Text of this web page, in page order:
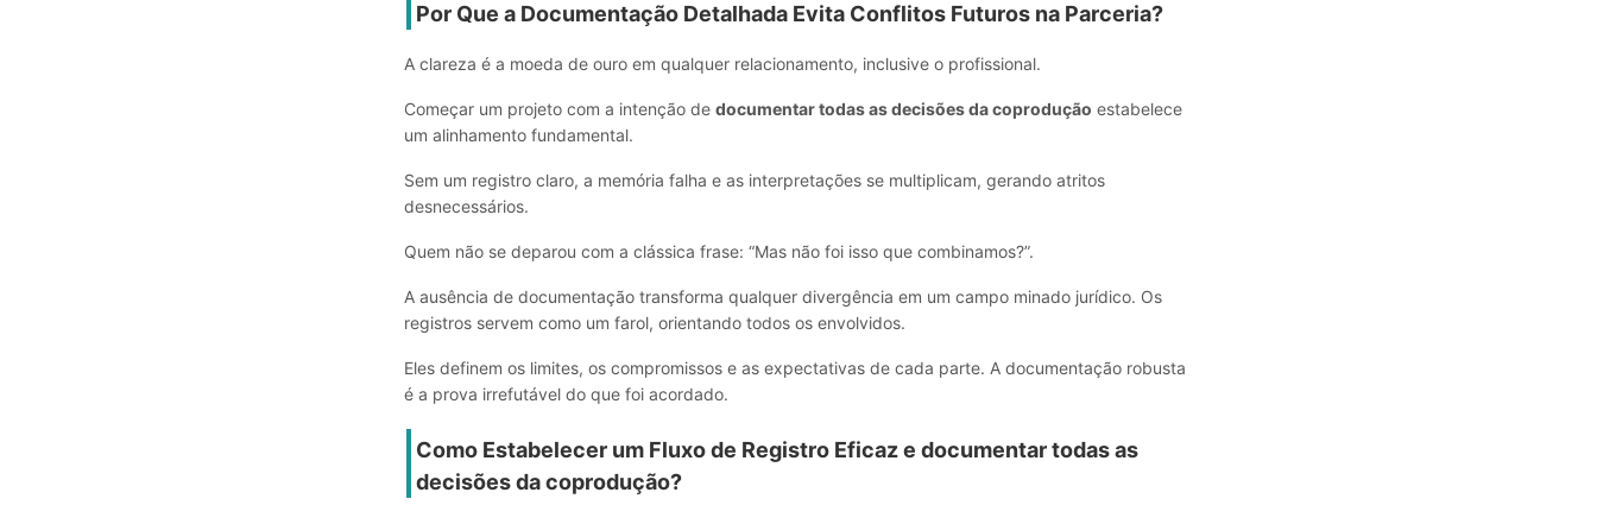
Por Que a Documentação Detalhada Evita Conflitos Futuros na Parceria?
A clareza é a moeda de ouro em qualquer relacionamento, inclusive o profissional.
Começar um projeto com a intenção de documentar todas as decisões da coprodução estabelece
um alinhamento fundamental.
Sem um registro claro, a memória falha e as interpretações se multiplicam, gerando atritos
desnecessários.
Quem não se deparou com a clássica frase: “Mas não foi isso que combinamos?”.
A ausência de documentação transforma qualquer divergência em um campo minado jurídico. Os
registros servem como um farol, orientando todos os envolvidos.
Eles definem os limites, os compromissos e as expectativas de cada parte. A documentação robusta
é a prova irrefutável do que foi acordado.
Como Estabelecer um Fluxo de Registro Eficaz e documentar todas as
decisões da coprodução?